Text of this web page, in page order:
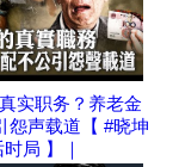
实职务？养老金
怨声载道【 #晓坤
局 】｜